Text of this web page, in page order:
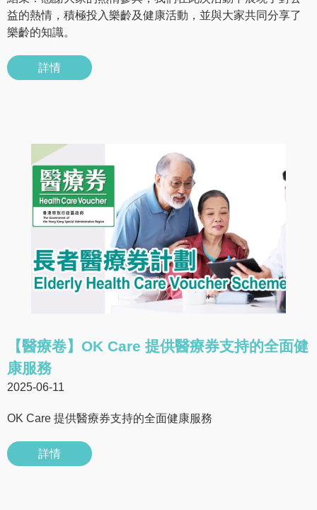
益的熱情，積極投入樂齡及健康活動，並與大家共同分享了
樂齡的知識。
詳情
【醫療卷】OK Care 提供醫療券支持的全面健
康服務
2025-06-11
OK Care 提供醫療券支持的全面健康服務
詳情